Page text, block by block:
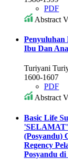
PDF
Abstract
Penyuluhan
Ibu Dan
Turiyani
1600-1607
PDF
Abstract
Basic Life
'SELAMAT'
(Posyandu)
Regency
Posyandu